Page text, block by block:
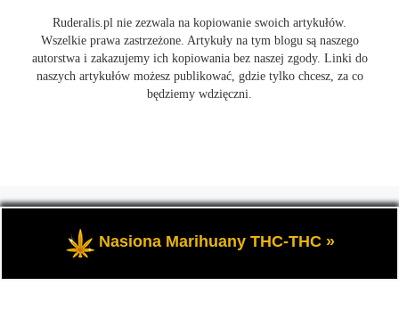
Ruderalis.pl nie zezwala na kopiowanie swoich artykułów.
Wszelkie prawa zastrzeżone. Artykuły na tym blogu są naszego
autorstwa i zakazujemy ich kopiowania bez naszej zgody. Linki do
naszych artykułów możesz publikować, gdzie tylko chcesz, za co
będziemy wdzięczni.
marihuanie THC i konopi CBD, wszystko na temat uprawy
cannabis i nie tylko.
Nasiona Marihuany THC-THC »